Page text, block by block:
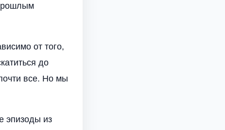
от того,
до
все. Но мы
эпизоды из